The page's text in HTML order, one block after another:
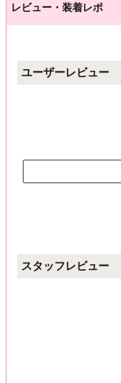
レビュー・装着レポ
ユーザーレビュー
スタッフレビュー